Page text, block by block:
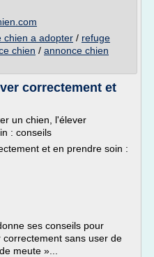
chien a adopter / refuge
chien / annonce chien
correctement et
un chien, l'élever
: conseils
et en prendre soin :
ses conseils pour
sans user de
meute »...